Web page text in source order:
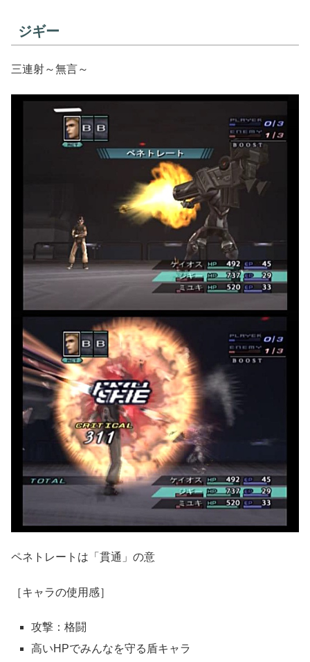
ジギー
三連射～無言～
ペネトレートは「貫通」の意
［キャラの使用感］
攻撃：格闘
高いHPでみんなを守る盾キャラ